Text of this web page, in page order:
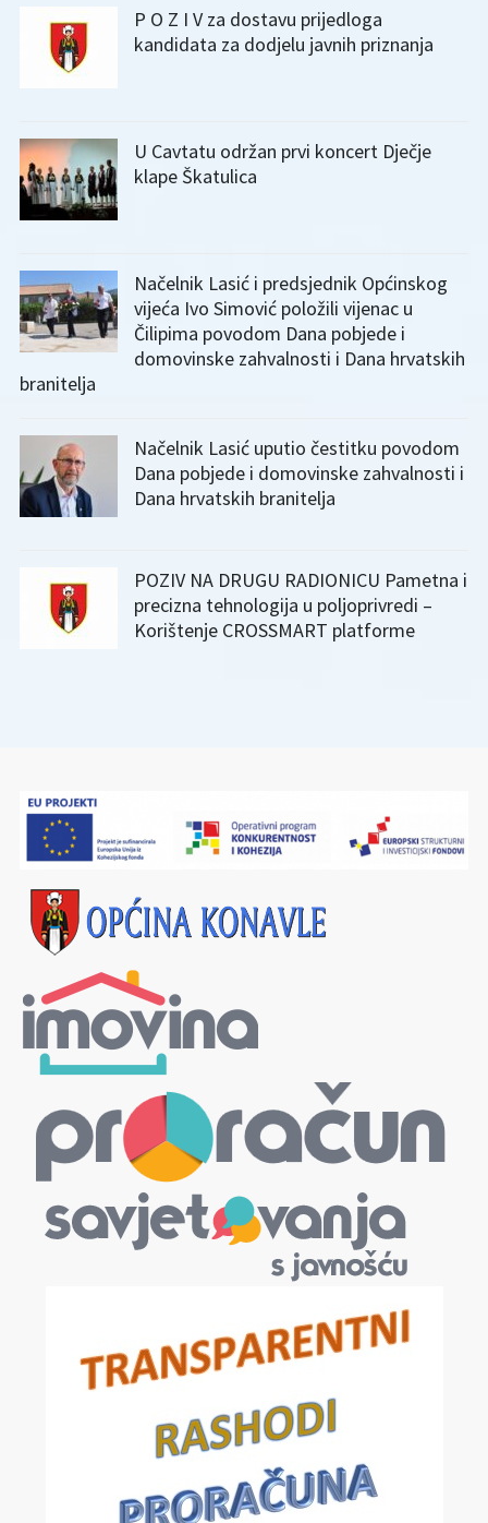
P O Z I V za dostavu prijedloga
kandidata za dodjelu javnih priznanja
U Cavtatu održan prvi koncert Dječje
klape Škatulica
Načelnik Lasić i predsjednik Općinskog
vijeća Ivo Simović položili vijenac u
Čilipima povodom Dana pobjede i
domovinske zahvalnosti i Dana hrvatskih
branitelja
Načelnik Lasić uputio čestitku povodom
Dana pobjede i domovinske zahvalnosti i
Dana hrvatskih branitelja
POZIV NA DRUGU RADIONICU Pametna i
precizna tehnologija u poljoprivredi –
Korištenje CROSSMART platforme